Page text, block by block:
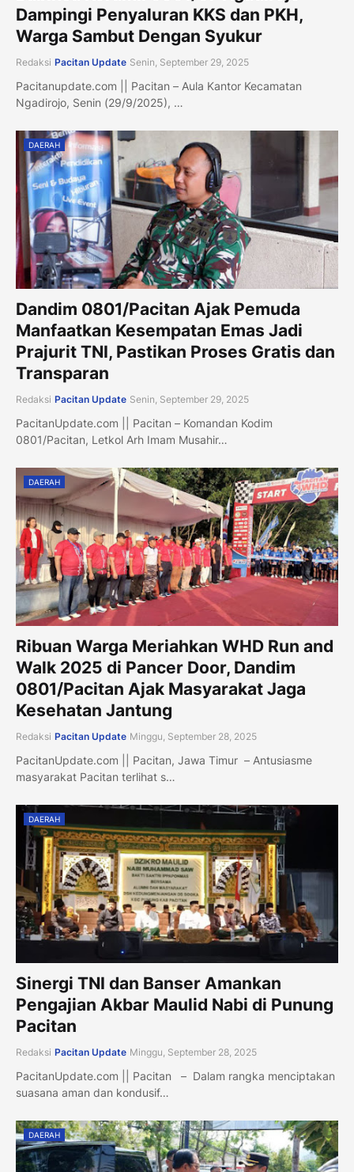
Dampingi Penyaluran KKS dan PKH,
Warga Sambut Dengan Syukur
Redaksi Pacitan Update Senin, September 29, 2025
Pacitanupdate.com || Pacitan – Aula Kantor Kecamatan
Ngadirojo, Senin (29/9/2025), …
DAERAH
Dandim 0801/Pacitan Ajak Pemuda
Manfaatkan Kesempatan Emas Jadi
Prajurit TNI, Pastikan Proses Gratis dan
Transparan
Redaksi Pacitan Update Senin, September 29, 2025
PacitanUpdate.com || Pacitan – Komandan Kodim
0801/Pacitan, Letkol Arh Imam Musahir…
DAERAH
Ribuan Warga Meriahkan WHD Run and
Walk 2025 di Pancer Door, Dandim
0801/Pacitan Ajak Masyarakat Jaga
Kesehatan Jantung
Redaksi Pacitan Update Minggu, September 28, 2025
PacitanUpdate.com || Pacitan, Jawa Timur – Antusiasme
masyarakat Pacitan terlihat s…
DAERAH
Sinergi TNI dan Banser Amankan
Pengajian Akbar Maulid Nabi di Punung
Pacitan
Redaksi Pacitan Update Minggu, September 28, 2025
PacitanUpdate.com || Pacitan – Dalam rangka menciptakan
suasana aman dan kondusif…
DAERAH